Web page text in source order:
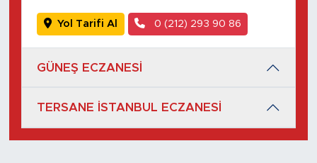
Yol Tarifi Al 0 (212) 293 90 86
GÜNEŞ ECZANESİ
TERSANE İSTANBUL ECZANESİ